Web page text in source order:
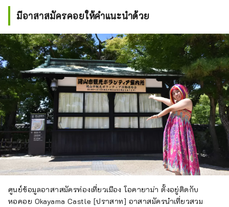
มีอาสาสมัครคอยให้คำแนะนำด้วย
ศูนย์ข้อมูลอาสาสมัครท่องเที่ยวเมือง โอคายาม่า ตั้งอยู่ติดกับ
หอคอย Okayama Castle [ปราสาท] อาสาสมัครนำเที่ยวสวม